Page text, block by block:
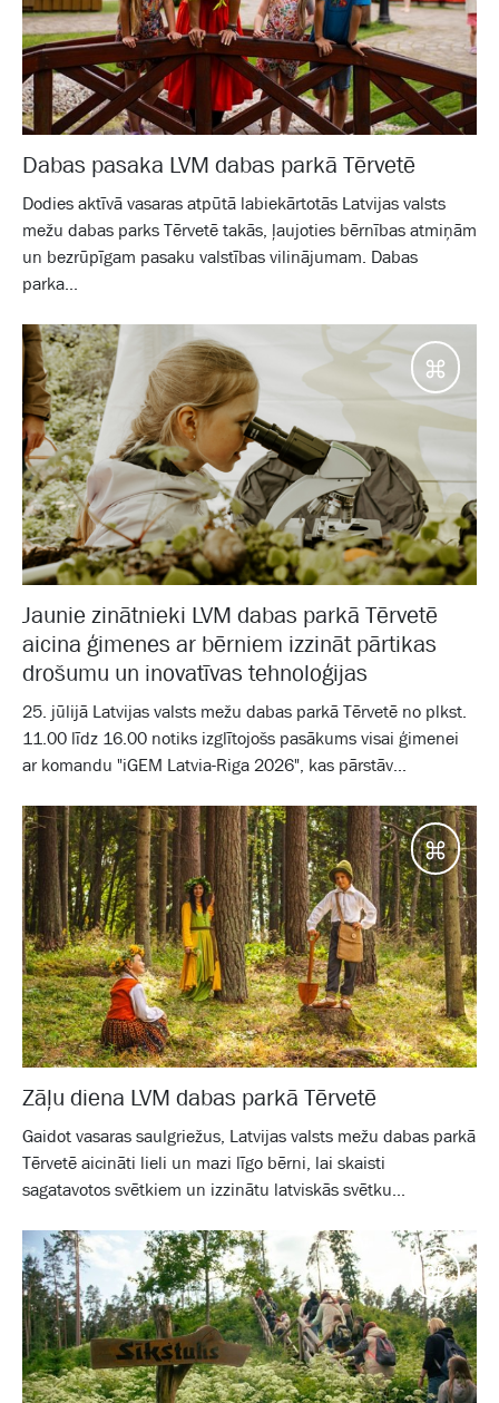
Dabas pasaka LVM dabas parkā Tērvetē
Dodies aktīvā vasaras atpūtā labiekārtotās Latvijas valsts
mežu dabas parks Tērvetē takās, ļaujoties bērnības atmiņām
un bezrūpīgam pasaku valstības vilinājumam. Dabas
parka...
Jaunie zinātnieki LVM dabas parkā Tērvetē
aicina ģimenes ar bērniem izzināt pārtikas
drošumu un inovatīvas tehnoloģijas
25. jūlijā Latvijas valsts mežu dabas parkā Tērvetē no plkst.
11.00 līdz 16.00 notiks izglītojošs pasākums visai ģimenei
ar komandu "iGEM Latvia-Riga 2026", kas pārstāv...
Zāļu diena LVM dabas parkā Tērvetē
Gaidot vasaras saulgriežus, Latvijas valsts mežu dabas parkā
Tērvetē aicināti lieli un mazi līgo bērni, lai skaisti
sagatavotos svētkiem un izzinātu latviskās svētku...